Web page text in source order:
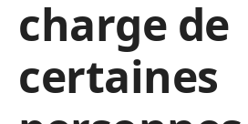
charge de
certaines